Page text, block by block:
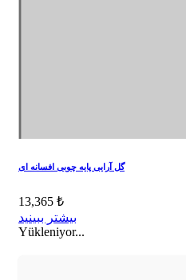
گل آرایی پایه چوبی افسانه ای
13,365 ₺
بیشتر ببینید
Yükleniyor...